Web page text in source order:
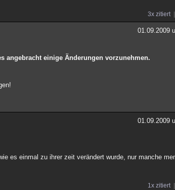
3x zitiert
01.09.2009
angebracht einige Änderungen vorzunehmen.
01.09.2009
es einmal zu ihrer zeit verändert wurde, nur manche
1x zitiert